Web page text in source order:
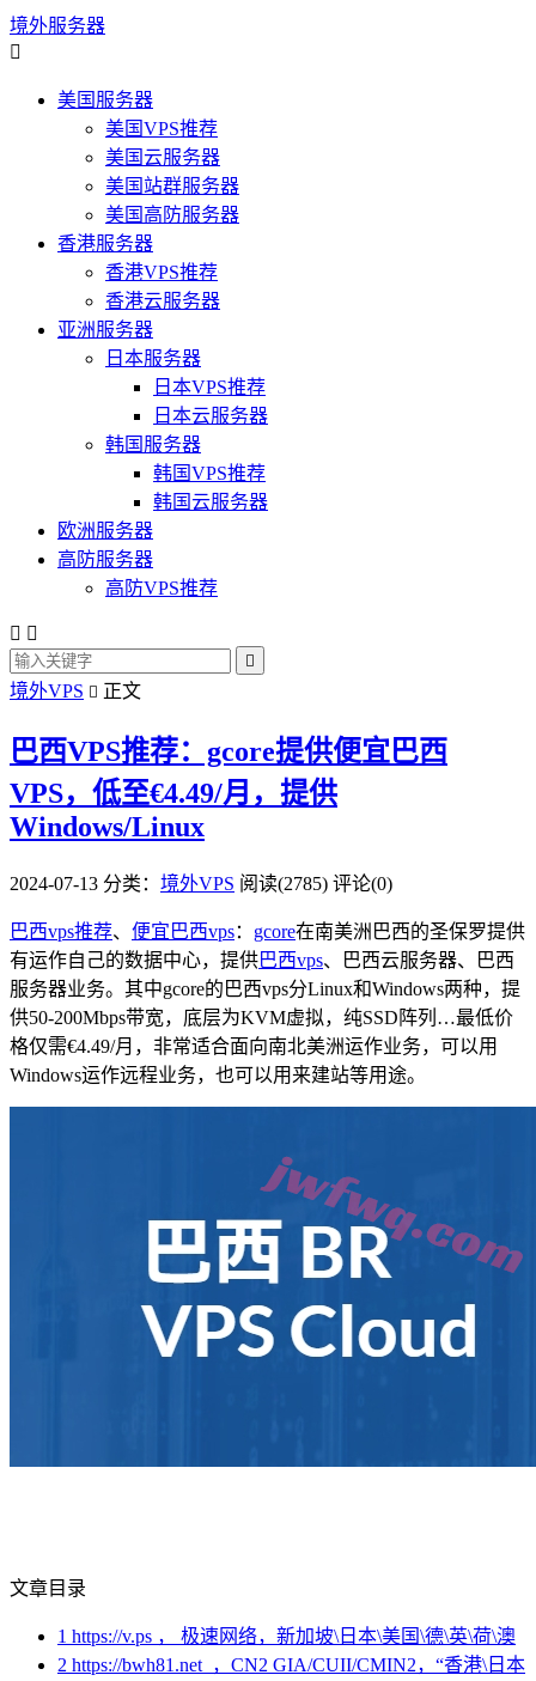
境外服务器

美国服务器
美国VPS推荐
美国云服务器
美国站群服务器
美国高防服务器
香港服务器
香港VPS推荐
香港云服务器
亚洲服务器
日本服务器
日本VPS推荐
日本云服务器
韩国服务器
韩国VPS推荐
韩国云服务器
欧洲服务器
高防服务器
高防VPS推荐
 

境外VPS  正文
巴西VPS推荐：gcore提供便宜巴西
VPS，低至€4.49/月，提供
Windows/Linux
2024-07-13 分类： 境外VPS 阅读(2785) 评论(0)
巴西vps推荐、 便宜巴西vps： gcore在南美洲巴西的圣保罗提供
有运作自己的数据中心，提供巴西vps、巴西云服务器、巴西
服务器业务。其中gcore的巴西vps分Linux和Windows两种，提
供50-200Mbps带宽，底层为KVM虚拟，纯SSD阵列…最低价
格仅需€4.49/月，非常适合面向南北美洲运作业务，可以用
Windows运作远程业务，也可以用来建站等用途。
文章目录
1 https://v.ps ， 极速网络，新加坡\日本\美国\德\英\荷\澳
2 https://bwh81.net ，CN2 GIA/CUII/CMIN2，“香港\日本